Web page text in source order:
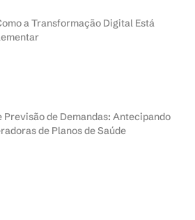
a Transformação Digital Está
de Demandas: Antecipando
de Planos de Saúde